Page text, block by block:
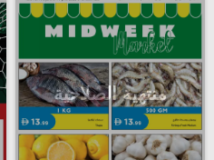
منتهية الصلاحية